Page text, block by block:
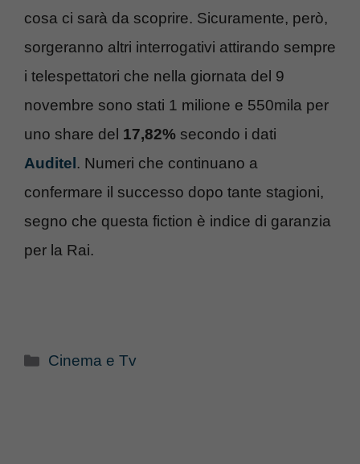
cosa ci sarà da scoprire. Sicuramente, però,
sorgeranno altri interrogativi attirando sempre
i telespettatori che nella giornata del 9
novembre sono stati 1 milione e 550mila per
uno share del 17,82% secondo i dati
Auditel. Numeri che continuano a
confermare il successo dopo tante stagioni,
segno che questa fiction è indice di garanzia
per la Rai.
Categorie
Cinema e Tv